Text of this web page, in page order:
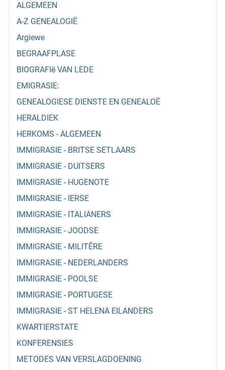
ALGEMEEN
A-Z GENEALOGIË
Argiewe
BEGRAAFPLASE
BIOGRAFIë VAN LEDE
EMIGRASIE:
GENEALOGIESE DIENSTE EN GENEALOË
HERALDIEK
HERKOMS - ALGEMEEN
IMMIGRASIE - BRITSE SETLAARS
IMMIGRASIE - DUITSERS
IMMIGRASIE - HUGENOTE
IMMIGRASIE - IERSE
IMMIGRASIE - ITALIANERS
IMMIGRASIE - JOODSE
IMMIGRASIE - MILITÊRE
IMMIGRASIE - NEDERLANDERS
IMMIGRASIE - POOLSE
IMMIGRASIE - PORTUGESE
IMMIGRASIE - ST HELENA EILANDERS
KWARTIERSTATE
KONFERENSIES
METODES VAN VERSLAGDOENING